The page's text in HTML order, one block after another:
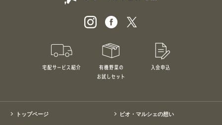
宅配サービス紹介 有機野菜のお試しセット
トップページ ビオ・マルシェの想い